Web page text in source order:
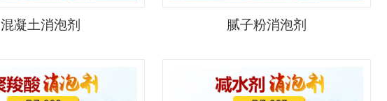
混凝土消泡剂 腻子粉消泡剂